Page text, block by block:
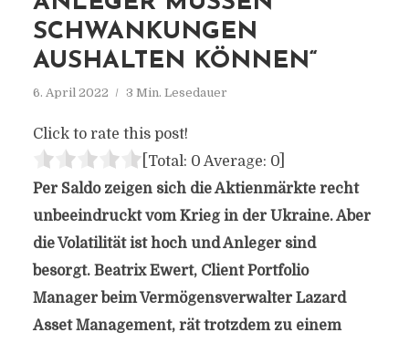
SCHWANKUNGEN
AUSHALTEN KÖNNEN“
6. April 2022 3 Min. Lesedauer
Click to rate this post!
[Total: 0 Average: 0]
Per Saldo zeigen sich die Aktienmärkte recht
unbeeindruckt vom Krieg in der Ukraine. Aber
die Volatilität ist hoch und Anleger sind
besorgt. Beatrix Ewert, Client Portfolio
Manager beim Vermögensverwalter Lazard
Asset Management, rät trotzdem zu einem